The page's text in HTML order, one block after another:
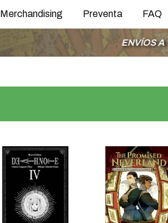
Merchandising Preventa FAQ
ENVÍOS A TODO EL